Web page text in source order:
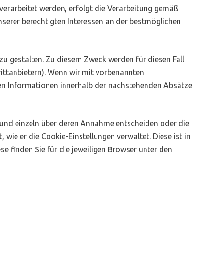
werden, erfolgt die Verarbeitung gemäß
berechtigten Interessen an der bestmöglichen
gestalten. Zu diesem Zweck werden für diesen Fall
Wenn wir mit vorbenannten
Informationen innerhalb der nachstehenden Absätze
einzeln über deren Annahme entscheiden oder die
er die Cookie-Einstellungen verwaltet. Diese ist in
finden Sie für die jeweiligen Browser unter den